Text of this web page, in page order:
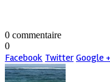
0 commentaire
0
Facebook Twitter Google +